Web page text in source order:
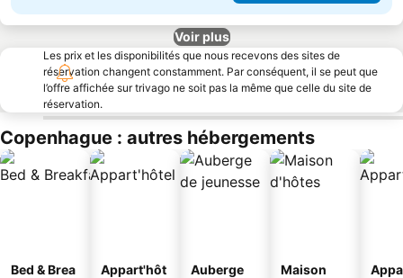
Voir plus
Les prix et les disponibilités que nous recevons des sites de
réservation changent constamment. Par conséquent, il se peut que
l’offre affichée sur trivago ne soit pas la même que celle du site de
réservation.
Copenhague : autres hébergements
Bed & Brea
Appart'hôt
Auberge
Maison